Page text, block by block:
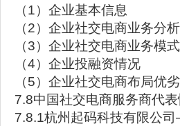
（1）企业基本信息
（2）企业社交电商业务分析
（3）企业社交电商业务模
（4）企业投融资情况
（5）企业社交电商布局优
7.8中国社交电商服务商代
7.8.1杭州起码科技有限公